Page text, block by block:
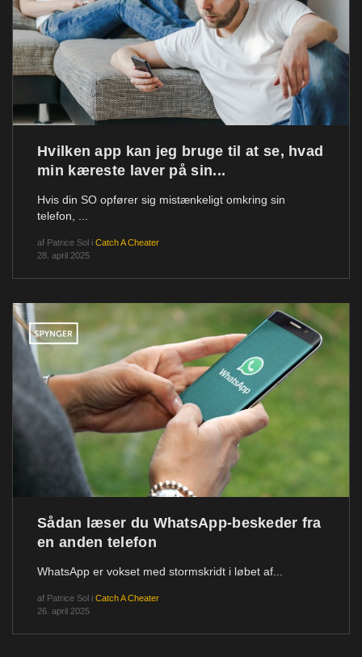
Hvilken app kan jeg bruge til at se, hvad
min kæreste laver på sin...
Hvis din SO opfører sig mistænkeligt omkring sin
telefon, ...
af Patrice Sol i Catch A Cheater
28. april 2025
Sådan læser du WhatsApp-beskeder fra
en anden telefon
WhatsApp er vokset med stormskridt i løbet af...
af Patrice Sol i Catch A Cheater
26. april 2025